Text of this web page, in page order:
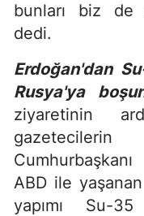
bunları biz de
dedi.
Erdoğan'dan
Rusya'ya
ziyaretinin
gazetecilerin
ABD ile
yapımı Su-